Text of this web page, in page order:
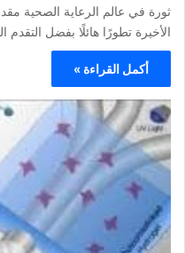
ثورة في عالم الرعاية الصحية
الأخيرة تطورًا هائلًا بفضل
أكمل القراءة »